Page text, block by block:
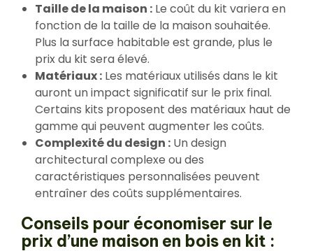
Taille de la maison : Le coût du kit variera en
fonction de la taille de la maison souhaitée.
Plus la surface habitable est grande, plus le
prix du kit sera élevé.
Matériaux : Les matériaux utilisés dans le kit
auront un impact significatif sur le prix final.
Certains kits proposent des matériaux haut de
gamme qui peuvent augmenter les coûts.
Complexité du design : Un design
architectural complexe ou des
caractéristiques personnalisées peuvent
entraîner des coûts supplémentaires.
Conseils pour économiser sur le
prix d’une maison en bois en kit :